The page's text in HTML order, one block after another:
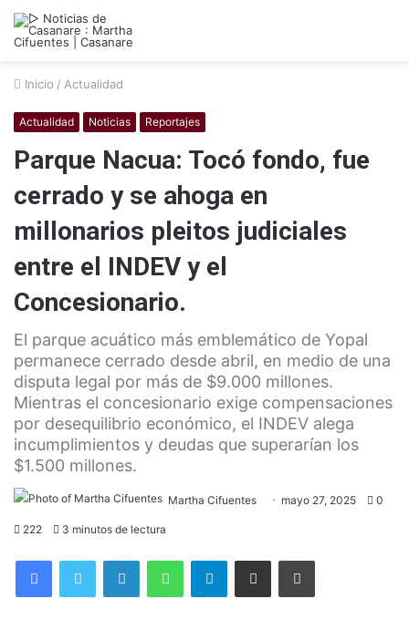
Inicio / Actualidad
Actualidad Noticias Reportajes
Parque Nacua: Tocó fondo, fue
cerrado y se ahoga en
millonarios pleitos judiciales
entre el INDEV y el
Concesionario.
El parque acuático más emblemático de Yopal
permanece cerrado desde abril, en medio de una
disputa legal por más de $9.000 millones.
Mientras el concesionario exige compensaciones
por desequilibrio económico, el INDEV alega
incumplimientos y deudas que superarían los
$1.500 millones.
Martha Cifuentes mayo 27, 2025 0
222 3 minutos de lectura
FacebookTwitter LinkedInWhatsAppTelegramCompartir por correo electrónicoImprimir